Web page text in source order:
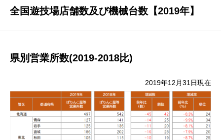
パチンコ・パチスロ業界データ
新台データ速報
DI調査
公営競技データ
全国遊技場店舗数及び機械台数【2019年】
県別営業所数(2019-2018比)
2019年12月31日現在